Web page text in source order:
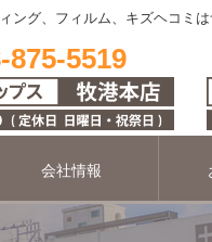
グ、フィルム、キズヘコミは
875-5519
会社情報